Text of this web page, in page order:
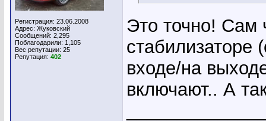
Регистрация: 23.06.2008
Адрес: Жуковский
Сообщений: 2,295
Поблагодарили: 1,105
Вес репутации: 25
Репутация: 402
Это точно! Сам
стабилизаторе
входе/на
включают.. А